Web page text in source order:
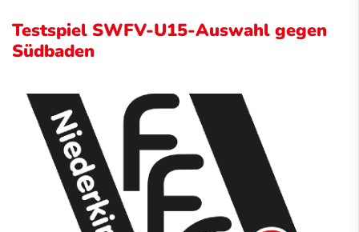
Testspiel SWFV-U15-Auswahl gegen
Südbaden